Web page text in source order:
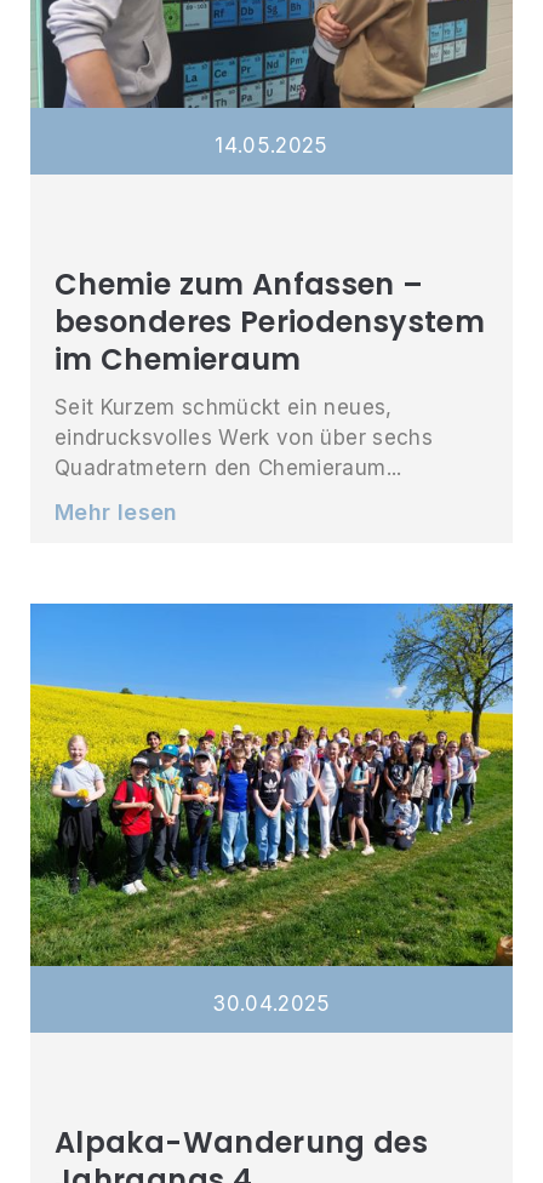
14.05.2025
Chemie zum Anfassen –
besonderes Periodensystem
im Chemieraum
Seit Kurzem schmückt ein neues,
eindrucksvolles Werk von über sechs
Quadratmetern den Chemieraum...
Mehr lesen
30.04.2025
Alpaka-Wanderung des